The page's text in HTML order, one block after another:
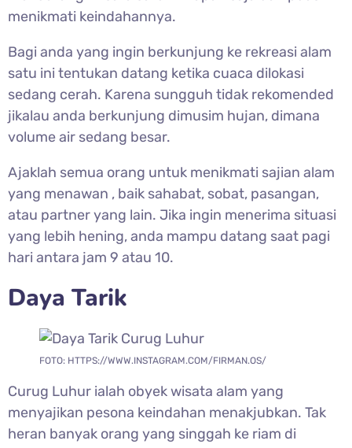
menikmati keindahannya.
Bagi anda yang ingin berkunjung ke rekreasi alam
satu ini tentukan datang ketika cuaca dilokasi
sedang cerah. Karena sungguh tidak rekomended
jikalau anda berkunjung dimusim hujan, dimana
volume air sedang besar.
Ajaklah semua orang untuk menikmati sajian alam
yang menawan , baik sahabat, sobat, pasangan,
atau partner yang lain. Jika ingin menerima situasi
yang lebih hening, anda mampu datang saat pagi
hari antara jam 9 atau 10.
Daya Tarik
FOTO: HTTPS://WWW.INSTAGRAM.COM/FIRMAN.OS/
Curug Luhur ialah obyek wisata alam yang
menyajikan pesona keindahan menakjubkan. Tak
heran banyak orang yang singgah ke riam di